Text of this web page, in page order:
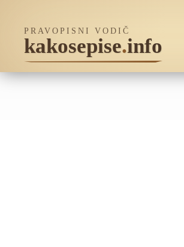
PRAVOPISNI VODIČ
kakosepise.info